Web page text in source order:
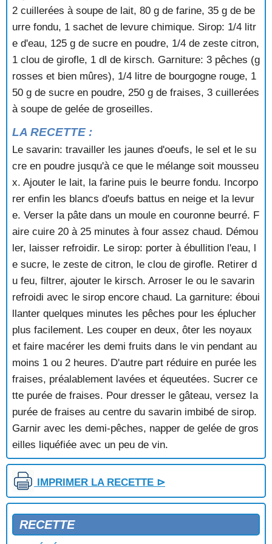
SORBET AU CITRON
SORBET AU CITRON VERT
SORBET AU JUS DE RAISIN
SORBET AU MELON
SORBET AU PAMPLEMOUSSE
SORBET AU THE VERT
SORBET AUX FRAISES
SORBET AUX GROSEILLES
SORBET AUX LITCHIS
SORBET AUX MANDARINES
SORBET AUX PECHES
SORBET AUX PECHES DE VIGNE
SORBET EXOTIQUE
SORBET FRAMBOISE A LA CREME PATISSIERE
SORBET GLACE AU CHAMPAGNE
SOUFFLE A LA CONFITURE
SOUFFLE A L'ORANGE
SOUFFLE A L'ORANGE ET AUX NOISETTES
SOUFFLE AU CHOCOLAT
SOUFFLE AU CITRON
SOUFFLE AUX BANANES
SOUFFLE AUX FRAISES
SOUFFLE AUX MARRONS
SOUFFLE AUX PECHES
SOUFFLE AUX PRUNEAUX
SOUFFLE FROID AU CITRON
SOUFFLE FROID AUX MARRONS GLACES
SOUFFLE GLACE A LA CLEMENTINE
SOUFFLE GLACE A L'ORANGE
STRUDEL AUX CERISES
SUCCES
SUCCES PRALINE
SUPREME AUX MARRONS
SURPRISES AUX POMMES
TARTE A LA BANANE
TARTE A LA CONFITURE AUX AMANDES
2 cuillerées à soupe de lait, 80 g de farine, 35 g de be
urre fondu, 1 sachet de levure chimique. Sirop: 1/4 litr
e d'eau, 125 g de sucre en poudre, 1/4 de zeste citron,
1 clou de girofle, 1 dl de kirsch. Garniture: 3 pêches (g
rosses et bien mûres), 1/4 litre de bourgogne rouge, 1
50 g de sucre en poudre, 250 g de fraises, 3 cuillerées
à soupe de gelée de groseilles.
LA RECETTE :
Le savarin: travailler les jaunes d'oeufs, le sel et le su
cre en poudre jusqu'à ce que le mélange soit mousseu
x. Ajouter le lait, la farine puis le beurre fondu. Incorpo
rer enfin les blancs d'oeufs battus en neige et la levur
e. Verser la pâte dans un moule en couronne beurré. F
aire cuire 20 à 25 minutes à four assez chaud. Démou
ler, laisser refroidir. Le sirop: porter à ébullition l'eau, l
e sucre, le zeste de citron, le clou de girofle. Retirer d
u feu, filtrer, ajouter le kirsch. Arroser le ou le savarin
refroidi avec le sirop encore chaud. La garniture: éboui
llanter quelques minutes les pêches pour les éplucher
plus facilement. Les couper en deux, ôter les noyaux
et faire macérer les demi fruits dans le vin pendant au
moins 1 ou 2 heures. D'autre part réduire en purée les
fraises, préalablement lavées et équeutées. Sucrer ce
tte purée de fraises. Pour dresser le gâteau, versez Ia
purée de fraises au centre du savarin imbibé de sirop.
Garnir avec les demi-pêches, napper de gelée de gros
eilles liquéfiée avec un peu de vin.
IMPRIMER LA RECETTE ⊳
RECETTE